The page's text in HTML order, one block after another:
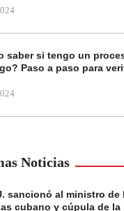
saber si tengo un
Paso a paso para
Noticias
sancionó al ministro de
cubano y cúpula de